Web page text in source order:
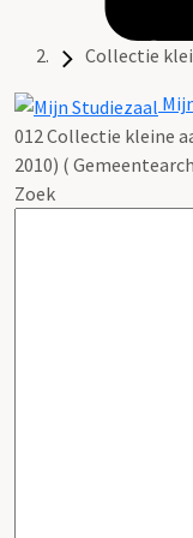
Collectie
012 Collectie kleine
2010) (
Zoek